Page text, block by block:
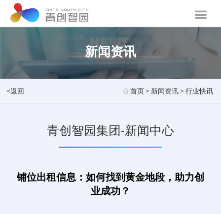
新闻资讯
<返回 首页> 新闻资讯>行业快讯
青创智园集团-新闻中心
铺位出租信息：如何找到黄金地段，助力创
业成功？